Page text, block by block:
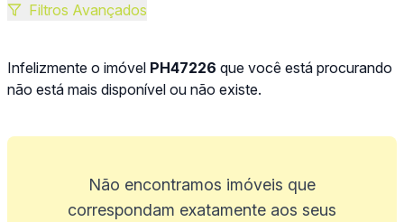
Filtros Avançados
Infelizmente o imóvel PH47226 que você está procurando
não está mais disponível ou não existe.
Não encontramos imóveis que
correspondam exatamente aos seus